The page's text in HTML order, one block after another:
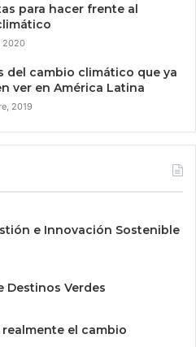
para hacer frente al
2020
del cambio climático que ya
ver en América Latina
2019
e Innovación Sostenible
Destinos Verdes
el cambio